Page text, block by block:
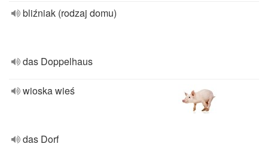
bliźniak (rodzaj domu)
das Doppelhaus
wioska wieś
das Dorf